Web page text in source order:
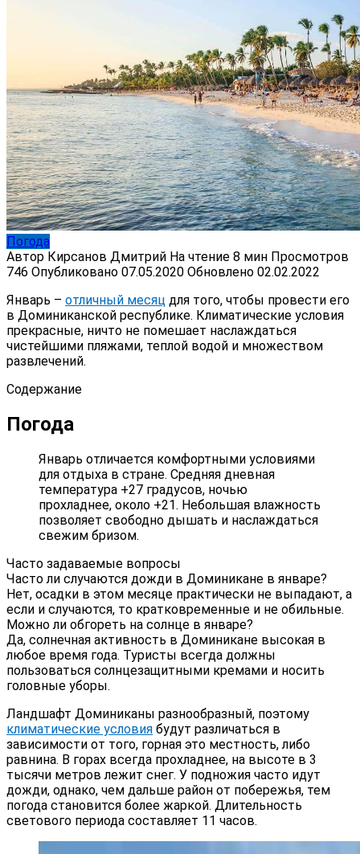
Погода
Автор Кирсанов Дмитрий На чтение 8 мин Просмотров
746 Опубликовано 07.05.2020 Обновлено 02.02.2022
Январь – отличный месяц для того, чтобы провести его
в Доминиканской республике. Климатические условия
прекрасные, ничто не помешает наслаждаться
чистейшими пляжами, теплой водой и множеством
развлечений.
Содержание
Погода
Январь отличается комфортными условиями
для отдыха в стране. Средняя дневная
температура +27 градусов, ночью
прохладнее, около +21. Небольшая влажность
позволяет свободно дышать и наслаждаться
свежим бризом.
Часто задаваемые вопросы
Часто ли случаются дожди в Доминикане в январе?
Нет, осадки в этом месяце практически не выпадают, а
если и случаются, то кратковременные и не обильные.
Можно ли обгореть на солнце в январе?
Да, солнечная активность в Доминикане высокая в
любое время года. Туристы всегда должны
пользоваться солнцезащитными кремами и носить
головные уборы.
Ландшафт Доминиканы разнообразный, поэтому
климатические условия будут различаться в
зависимости от того, горная это местность, либо
равнина. В горах всегда прохладнее, на высоте в 3
тысячи метров лежит снег. У подножия часто идут
дожди, однако, чем дальше район от побережья, тем
погода становится более жаркой. Длительность
светового периода составляет 11 часов.